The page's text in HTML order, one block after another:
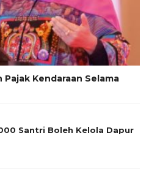
Kendaraan Selama
Santri Boleh Kelola Dapur